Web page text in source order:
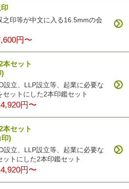
之印等が中文に入る16.5mmの会
円〜
本セット
)
設立、LLP設立等、起業に必要な
セットにした2本印鑑セット
円〜
本セット
印)
設立、LLP設立等、起業に必要な
ットにした2本印鑑セット
円〜